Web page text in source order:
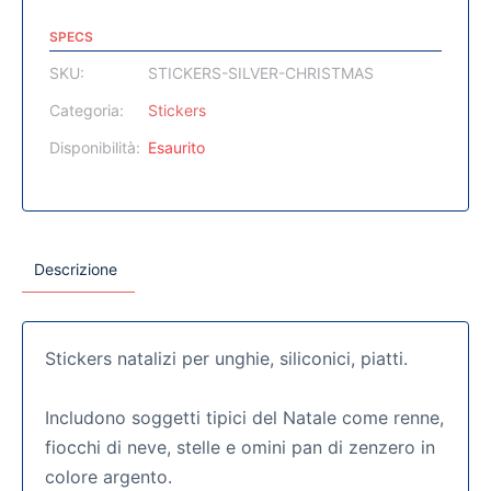
SPECS
SKU:
STICKERS-SILVER-CHRISTMAS
Categoria:
Stickers
Disponibilità: Esaurito
Descrizione
Stickers natalizi per unghie, siliconici, piatti.
Includono soggetti tipici del Natale come renne,
fiocchi di neve, stelle e omini pan di zenzero in
colore argento.